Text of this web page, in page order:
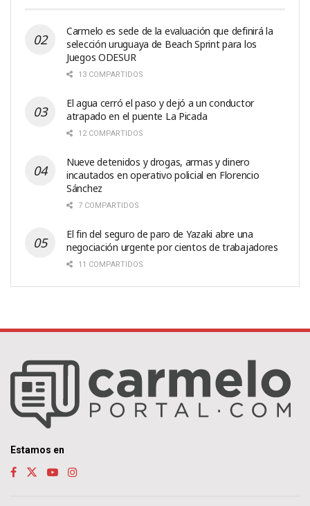
Carmelo es sede de la evaluación que definirá la
selección uruguaya de Beach Sprint para los
Juegos ODESUR
13 COMPARTIDOS
El agua cerró el paso y dejó a un conductor
atrapado en el puente La Picada
12 COMPARTIDOS
Nueve detenidos y drogas, armas y dinero
incautados en operativo policial en Florencio
Sánchez
7 COMPARTIDOS
El fin del seguro de paro de Yazaki abre una
negociación urgente por cientos de trabajadores
11 COMPARTIDOS
Estamos en